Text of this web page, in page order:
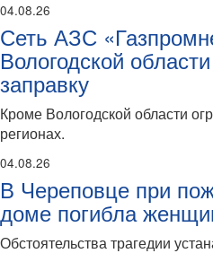
04.08.26
Сеть АЗС
Вологодской
заправку
Кроме Вологодской области
регионах.
04.08.26
В Череповце при
доме погибла
Обстоятельства трагедии